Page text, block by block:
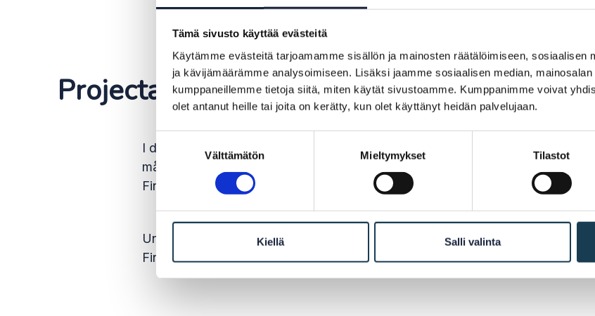
Tämä sivusto käyttää evästeitä
Käytämme evästeitä tarjoamamme sisällön ja mainosten räätälöimiseen, sosiaalisen
ja kävijämäärämme analysoimiseen. Lisäksi jaamme sosiaalisen median,
kumppaneillemme tietoja siitä, miten käytät sivustoamme. Kumppanimme voivat
olet antanut heille tai joita on kerätty, kun olet käyttänyt heidän palvelujaan.
valinta
Välttämätön Mieltymykset Tilastot
Kiellä Salli valinta
Projectathon #2
I det andra Projectathon 14–16.6.2023 kunde Finlands team redan utnyttja
många länder måste använda en viss testperson var teamet ofta tvungen att
Finlands OOTS-system.
Under evenemanget testade Finlands team sex olika fall av de tio
Finlands testpartner fungerade bland annat Malta, Sverige, Portugal, Tyskland